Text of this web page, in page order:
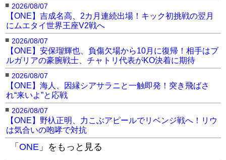
■ 2026/08/07
【ONE】吉成名高、2カ月連続出場！キック初挑戦の翌月
にムエタイ世界王座V2戦へ
■ 2026/08/07
【ONE】安保瑠輝也、負傷欠場から10月に復帰！相手はブ
ルガリアの豪腕戦士、チャトリ代表がKO決着に期待
■ 2026/08/07
【ONE】海人、因縁シアサラニと一触即発！突き飛ばさ
れ“来いよ”と応戦
■ 2026/08/07
【ONE】野杁正明、力こぶアピールでリベンジ戦へ！リウ
は気合いの咆哮で対抗
「 ONE 」をもっと見る